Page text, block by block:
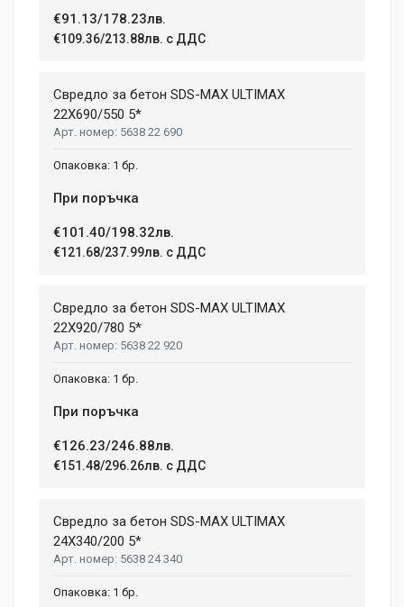
€91.13/178.23лв.
€109.36/213.88лв. с ДДС
Свредло за бетон SDS-MAX ULTIMAX
22X690/550 5*
5638 22 690
1 бр.
При поръчка
€101.40/198.32лв.
€121.68/237.99лв. с ДДС
Свредло за бетон SDS-MAX ULTIMAX
22X920/780 5*
5638 22 920
1 бр.
При поръчка
€126.23/246.88лв.
€151.48/296.26лв. с ДДС
Свредло за бетон SDS-MAX ULTIMAX
24X340/200 5*
5638 24 340
1 бр.